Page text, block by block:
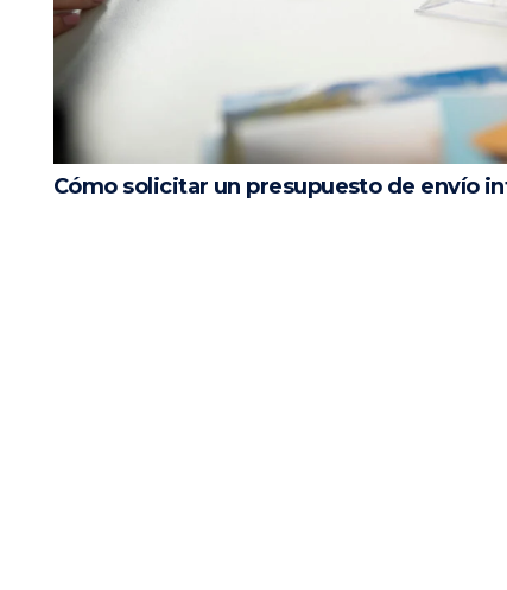
Cómo solicitar un presupuesto de envío